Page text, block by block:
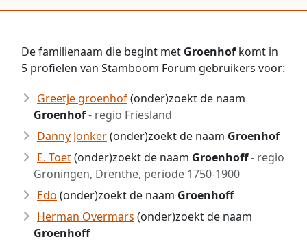
De familienaam die begint met Groenhofkomt in
5 profielen van Stamboom Forum gebruikers voor:
Greetje groenhof(onder)zoekt de naam
Groenhof- regio Friesland
Danny Jonker(onder)zoekt de naam Groenhof
E. Toet(onder)zoekt de naam Groenhoff- regio
Groningen, Drenthe, periode 1750-1900
Edo (onder)zoekt de naam Groenhoff
Herman Overmars (onder)zoekt de naam
Groenhoff